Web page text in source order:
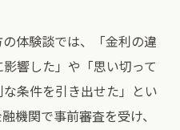
体験談では、「金利の違
響した」や「思い切って
条件を引き出せた」とい
機関で事前審査を受け、